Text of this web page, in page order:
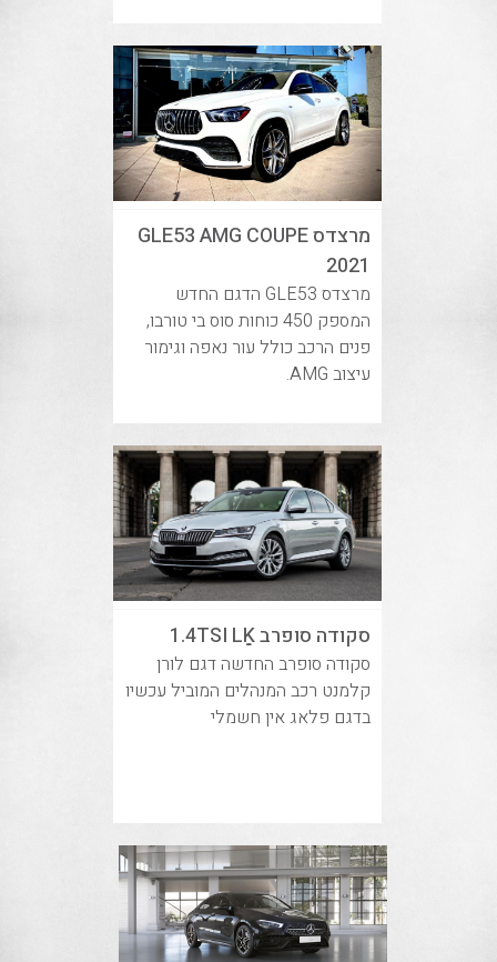
מרצדס GLE53 AMG COUPE
2021
מרצדס GLE53 הדגם החדש
המספק 450 כוחות סוס בי טורבו,
פנים הרכב כולל עור נאפה וגימור
עיצוב AMG.
סקודה סופרב 1.4TSI LַַַK
סקודה סופרב החדשה דגם לורן
קלמנט רכב המנהלים המוביל עכשיו
בדגם פלאג אין חשמלי